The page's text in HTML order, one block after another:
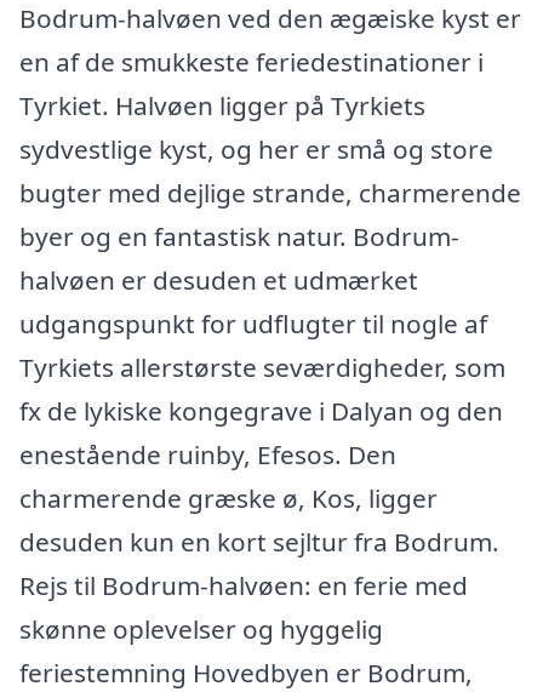
Bodrum-halvøen ved den ægæiske kyst er
en af de smukkeste feriedestinationer i
Tyrkiet. Halvøen ligger på Tyrkiets
sydvestlige kyst, og her er små og store
bugter med dejlige strande, charmerende
byer og en fantastisk natur. Bodrum-
halvøen er desuden et udmærket
udgangspunkt for udflugter til nogle af
Tyrkiets allerstørste seværdigheder, som
fx de lykiske kongegrave i Dalyan og den
enestående ruinby, Efesos. Den
charmerende græske ø, Kos, ligger
desuden kun en kort sejltur fra Bodrum.
Rejs til Bodrum-halvøen: en ferie med
skønne oplevelser og hyggelig
feriestemning Hovedbyen er Bodrum,